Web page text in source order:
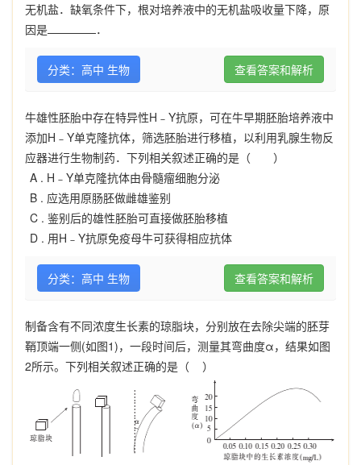
无机盐．缺氧条件下，根对培养液中的无机盐吸收量下降，原
因是
．
分类：高中 生物 查看答案和解析
牛雄性胚胎中存在特异性H﹣Y抗原，可在牛早期胚胎培养液中
添加H﹣Y单克隆抗体，筛选胚胎进行移植，以利用乳腺生物反
应器进行生物制药．下列相关叙述正确的是（ ）
A . H﹣Y单克隆抗体由骨髓瘤细胞分泌
B . 应选用原肠胚做雌雄鉴别
C . 鉴别后的雄性胚胎可直接做胚胎移植
D . 用H﹣Y抗原免疫母牛可获得相应抗体
分类：高中 生物 查看答案和解析
制备含有不同浓度生长素的琼脂块，分别放在去除尖端的胚芽
鞘顶端一侧(如图1)，一段时间后，测量其弯曲度α，结果如图
2所示。下列相关叙述正确的是（ ）